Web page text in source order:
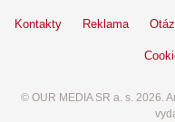
Kontakty Reklama
© OUR MEDIA SR a. s. 2026.